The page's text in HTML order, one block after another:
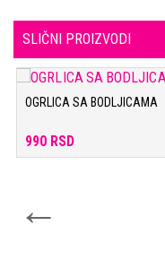
SLIČNI PROIZVODI
OGRLICA SA BODLJICAMA
990 RSD